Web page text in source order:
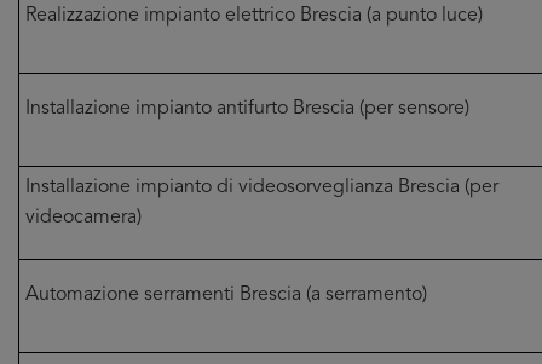
Realizzazione impianto elettrico Brescia (a punto luce)
Installazione impianto antifurto Brescia (per sensore)
Installazione impianto di videosorveglianza Brescia (per
videocamera)
Automazione serramenti Brescia (a serramento)